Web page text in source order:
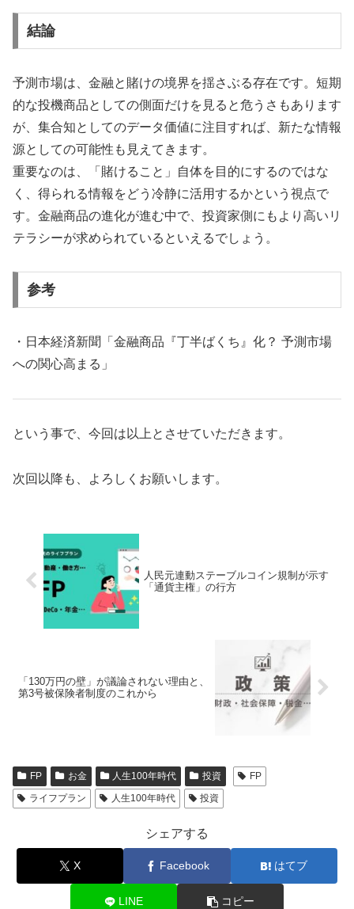
結論
予測市場は、金融と賭けの境界を揺さぶる存在です。短期
的な投機商品としての側面だけを見ると危うさもあります
が、集合知としてのデータ価値に注目すれば、新たな情報
源としての可能性も見えてきます。
重要なのは、「賭けること」自体を目的にするのではな
く、得られる情報をどう冷静に活用するかという視点で
す。金融商品の進化が進む中で、投資家側にもより高いリ
テラシーが求められているといえるでしょう。
参考
・日本経済新聞「金融商品『丁半ばくち』化？ 予測市場
への関心高まる」
という事で、今回は以上とさせていただきます。
次回以降も、よろしくお願いします。
人民元連動ステーブルコイン規制が示す
「通貨主権」の行方
「130万円の壁」が議論されない理由と、
第3号被保険者制度のこれから
FP お金 人生100年時代 投資
FP
ライフプラン
人生100年時代 投資
シェアする
X Facebook はてブ
LINE コピー